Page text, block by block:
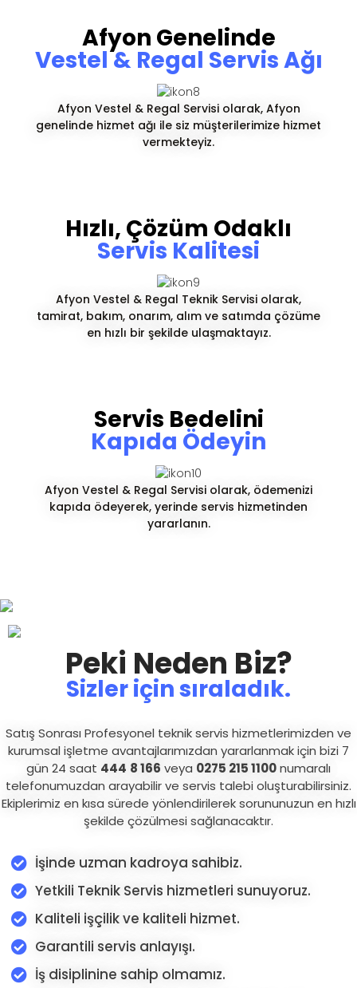
Afyon Genelinde
Vestel & Regal Servis Ağı
Afyon Vestel & Regal Servisi olarak, Afyon
genelinde hizmet ağı ile siz müşterilerimize hizmet
vermekteyiz.
Hızlı, Çözüm Odaklı
Servis Kalitesi
Afyon Vestel & Regal Teknik Servisi olarak,
tamirat, bakım, onarım, alım ve satımda çözüme
en hızlı bir şekilde ulaşmaktayız.
Servis Bedelini
Kapıda Ödeyin
Afyon Vestel & Regal Servisi olarak, ödemenizi
kapıda ödeyerek, yerinde servis hizmetinden
yararlanın.
Peki Neden Biz?
Sizler için sıraladık.
Satış Sonrası Profesyonel teknik servis hizmetlerimizden ve
kurumsal işletme avantajlarımızdan yararlanmak için bizi 7
gün 24 saat 444 8 166 veya 0275 215 1100numaralı
telefonumuzdan arayabilir ve servis talebi oluşturabilirsiniz.
Ekiplerimiz en kısa sürede yönlendirilerek sorununuzun en hızlı
şekilde çözülmesi sağlanacaktır.
İşinde uzman kadroya sahibiz.
Yetkili Teknik Servis hizmetleri sunuyoruz.
Kaliteli işçilik ve kaliteli hizmet.
Garantili servis anlayışı.
İş disiplinine sahip olmamız.